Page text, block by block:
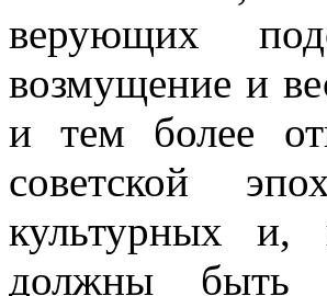
верующих
возмущение и
и тем более
советской
культурных и,
должны быть